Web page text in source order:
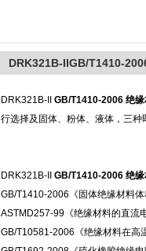
DRK321B-IIGB/T1410-
DRK321B-II GB/T1410-2006 绝
行选择及固体、粉体、液体，三种
DRK321B-II GB/T1410-2006 绝
GB/T1410-2006《固体绝缘材料
ASTMD257-99《绝缘材料的直流
GB/T10581-2006《绝缘材料在高